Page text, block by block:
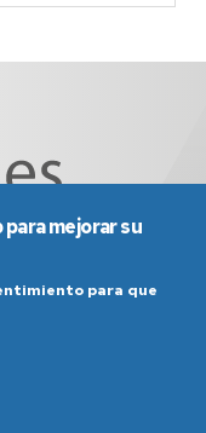
de uso
Cookies
mejorar su
para que